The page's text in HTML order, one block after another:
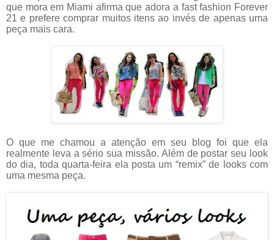
que mora em Miami afirma que adora a fast fashion Forever
21 e prefere comprar muitos itens ao invés de apenas uma
peça mais cara.
O que me chamou a atenção em seu blog foi que ela
realmente leva a sério sua missão. Além de postar seu look
do dia, toda quarta-feira ela posta um “remix” de looks com
uma mesma peça.